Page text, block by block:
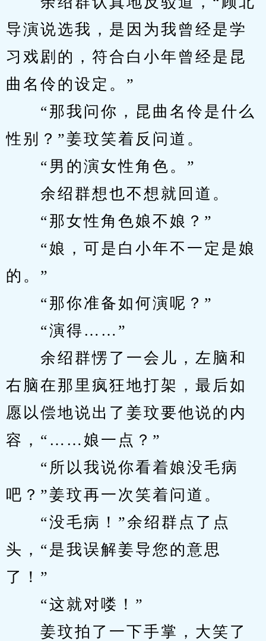
导演说选我，是因为我曾经是学
习戏剧的，符合白小年曾经是昆
曲名伶的设定。”
“那我问你，昆曲名伶是什么
性别？”姜玟笑着反问道。
“男的演女性角色。”
余绍群想也不想就回道。
“那女性角色娘不娘？”
“娘，可是白小年不一定是娘
的。”
“那你准备如何演呢？”
“演得……”
余绍群愣了一会儿，左脑和
右脑在那里疯狂地打架，最后如
愿以偿地说出了姜玟要他说的内
容，“……娘一点？”
“所以我说你看着娘没毛病
吧？”姜玟再一次笑着问道。
“没毛病！”余绍群点了点
头，“是我误解姜导您的意思
了！”
“这就对喽！”
姜玟拍了一下手掌，大笑了